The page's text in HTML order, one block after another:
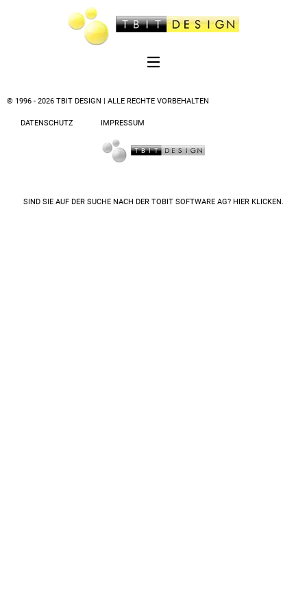
© 1996 - 2026 TBIT DESIGN | ALLE RECHTE VORBEHALTEN
DATENSCHUTZ IMPRESSUM
SIND SIE AUF DER SUCHE NACH DER TOBIT SOFTWARE AG? HIER KLICKEN.